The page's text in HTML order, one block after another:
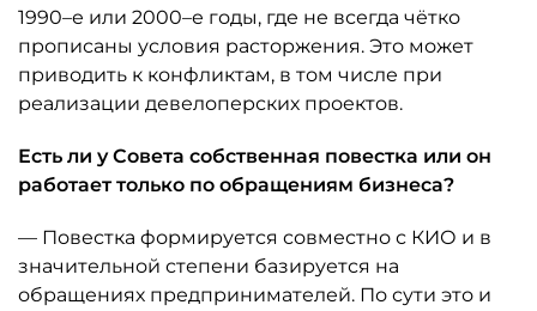
1990–е или 2000–е годы, где не всегда чётко
прописаны условия расторжения. Это может
приводить к конфликтам, в том числе при
реализации девелоперских проектов.
Есть ли у Совета собственная повестка или он
работает только по обращениям бизнеса?
— Повестка формируется совместно с КИО и в
значительной степени базируется на
обращениях предпринимателей. По сути это и